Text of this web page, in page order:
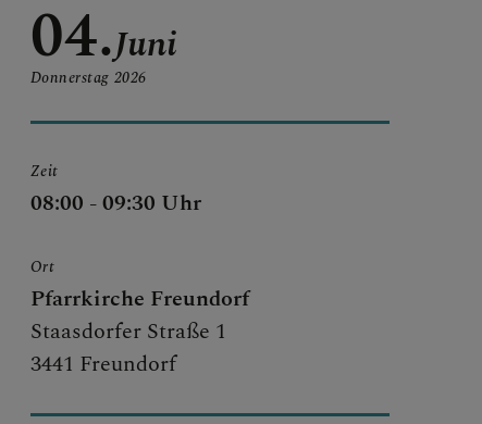
04.
Donnerstag
Juni
2026
Zeit
08:00 - 09:30 Uhr
Ort
Pfarrkirche Freundorf
Staasdorfer Straße 1
3441 Freundorf